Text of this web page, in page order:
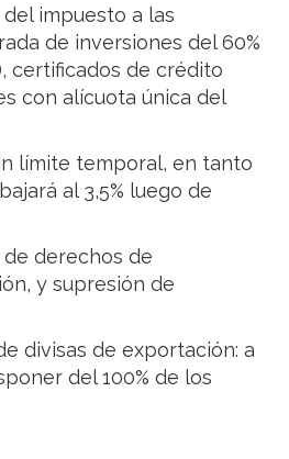
impuesto a las
de inversiones del 60%
certificados de crédito
con alícuota única del
límite temporal, en tanto
al 3,5% luego de
derechos de
y supresión de
divisas de exportación: a
del 100% de los